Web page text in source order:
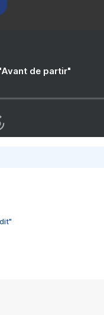
de partir"